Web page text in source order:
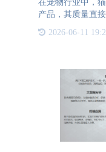
在宠物行业中，
产品，其质量直
不仅影响了消费
2026-06-11